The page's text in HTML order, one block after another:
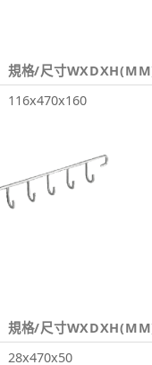
規格/尺寸
116x470x160
規格/尺寸
28x470x50